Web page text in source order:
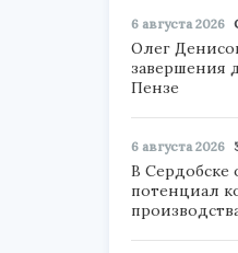
6 августа 2026
Олег
завершения
Пензе
6 августа 2026
В
потенциал